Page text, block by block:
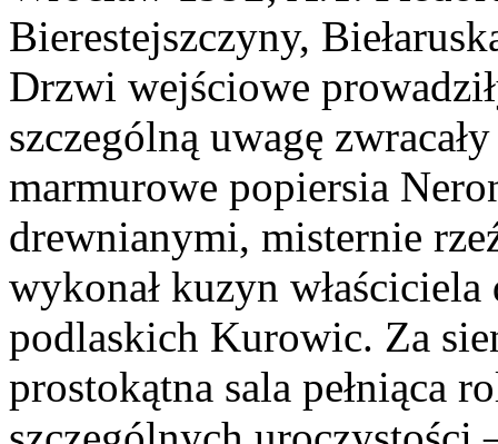
Bierestejszczyny,
Drzwi wejściowe
szczególną uwagę
marmurowe popiersia
drewnianymi, misternie
wykonał kuzyn
podlaskich Kurowic. Za
prostokątna sala pełniąca